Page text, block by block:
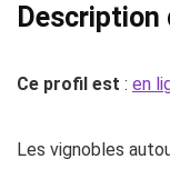
Description
Ce profil est : en
Les vignobles